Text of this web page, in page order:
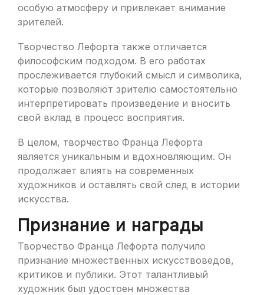
особую атмосферу и привлекает внимание
зрителей.
Творчество Лефорта также отличается
философским подходом. В его работах
прослеживается глубокий смысл и символика,
которые позволяют зрителю самостоятельно
интерпретировать произведение и вносить
свой вклад в процесс восприятия.
В целом, творчество Франца Лефорта
является уникальным и вдохновляющим. Он
продолжает влиять на современных
художников и оставлять свой след в истории
искусства.
Признание и награды
Творчество Франца Лефорта получило
признание множественных искусствоведов,
критиков и публики. Этот талантливый
художник был удостоен множества